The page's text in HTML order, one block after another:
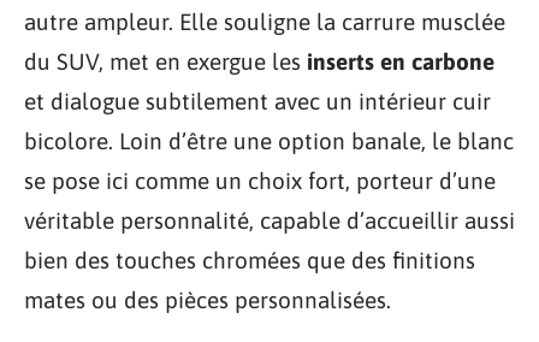
autre ampleur. Elle souligne la carrure musclée
du SUV, met en exergue les inserts en carbone
et dialogue subtilement avec un intérieur cuir
bicolore. Loin d’être une option banale, le blanc
se pose ici comme un choix fort, porteur d’une
véritable personnalité, capable d’accueillir aussi
bien des touches chromées que des finitions
mates ou des pièces personnalisées.